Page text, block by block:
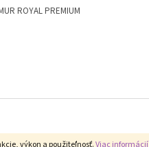
ROYAL PREMIUM